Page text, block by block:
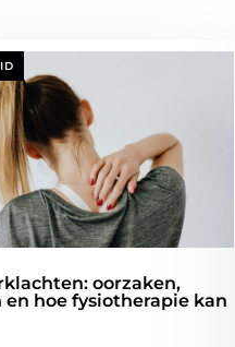
oorzaken,
en hoe fysiotherapie kan